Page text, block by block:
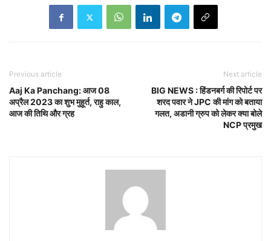
Previous article
Aaj Ka Panchang: आज 08
अप्रैल 2023 का शुभ मुहूर्त, राहु काल,
आज की तिथि और ग्रह
Next article
BIG NEWS : हिंडनबर्ग की रिपोर्ट पर
शरद पवार ने JPC की मांग को बताया
गलत, अडानी ग्रुप को लेकर क्या बोले
NCP प्रमुख